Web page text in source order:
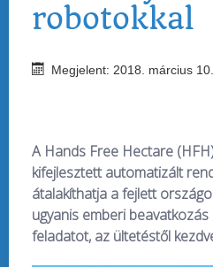
robotokkal
Megjelent: 2018. március 10.
A Hands Free Hectare
kifejlesztett automatizált
átalakíthatja a fejlett
ugyanis emberi
feladatot, az ültetéstől